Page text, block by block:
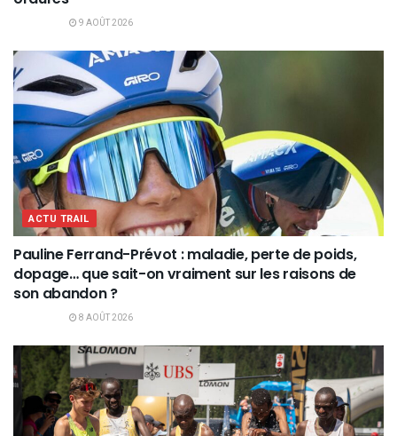
9 AOÛT 2026
ACTU TRAIL
Pauline Ferrand-Prévot : maladie, perte de poids,
dopage… que sait-on vraiment sur les raisons de
son abandon ?
8 AOÛT 2026